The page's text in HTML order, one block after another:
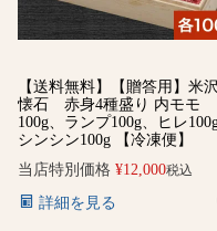
【送料無料】【贈答用】米
懐石 赤身4種盛り 内モモ
100g、ランプ100g、ヒレ100g
シンシン100g 【冷凍便】
当店特別価格 ¥12,000税込
詳細を見る